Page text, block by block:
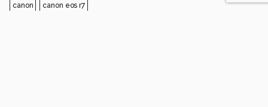
canon canon eos r7